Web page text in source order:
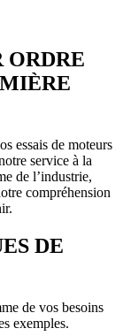
ORDRE
essais de moteurs
service à la
de l’industrie,
compréhension
DE
de vos besoins
exemples.